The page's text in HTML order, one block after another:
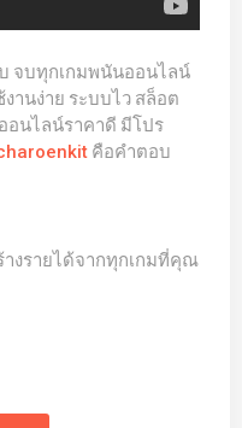
บ จบทุกเกมพนันออนไลน์
านง่าย ระบบไว สล็อต
นไลน์ราคาดี มีโปร
คือคำตอบ
างรายได้จากทุกเกมที่คุณ